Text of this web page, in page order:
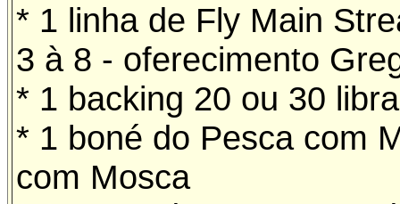
* 1 linha de Fly Main
3 à 8 - oferecimento
* 1 backing 20 ou 30
* 1 boné do Pesca com
com Mosca